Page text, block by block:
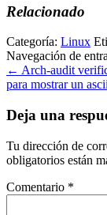
Relacionado
Categoría: Linux
Navegación de
← Arch-audit
para mostrar un
Deja una
Tu dirección de
obligatorios están
Comentario *